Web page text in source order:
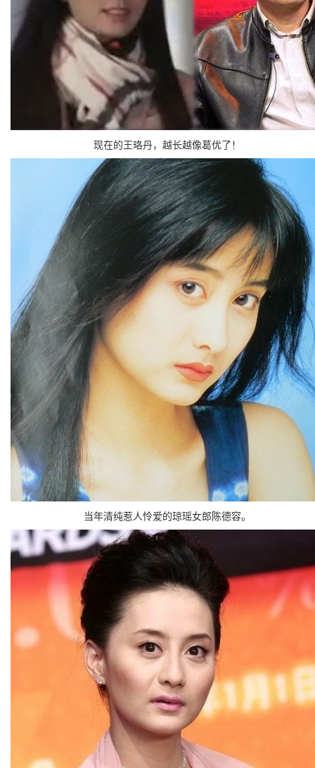
现在的王珞丹，越长越像葛优了！
当年清纯惹人怜爱的琼瑶女郎陈德容。